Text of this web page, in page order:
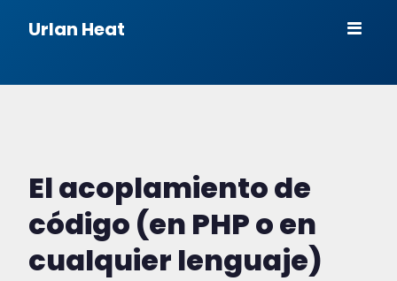
Urlan Heat
El acoplamiento de
código (en PHP o en
cualquier lenguaje)